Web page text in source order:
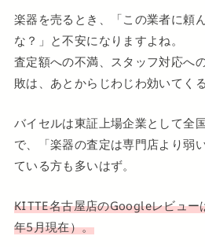
楽器を売るとき、「この業者に頼
な？」と不安になりますよね。
査定額への不満、スタッフ対応
敗は、あとからじわじわ効いてく
バイセルは東証上場企業として全
で、「楽器の査定は専門店より弱
ている方も多いはず。
KITTE名古屋店のGoogleレビュ
年5月現在）。